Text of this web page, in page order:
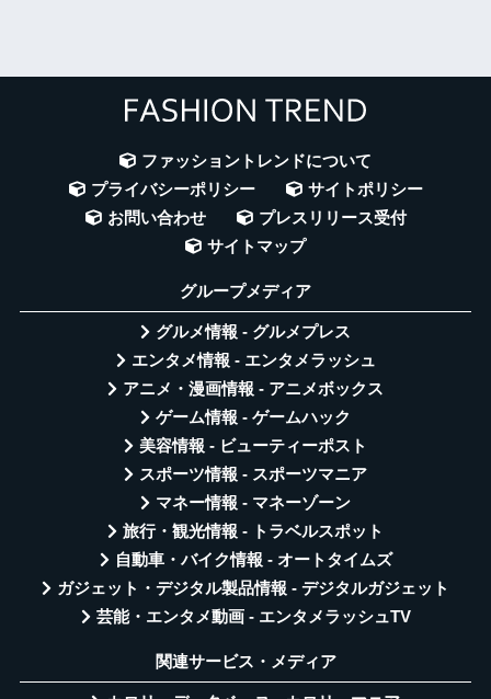
ファッショントレンドについて
プライバシーポリシー
サイトポリシー
お問い合わせ
プレスリリース受付
サイトマップ
グループメディア
グルメ情報 - グルメプレス
エンタメ情報 - エンタメラッシュ
アニメ・漫画情報 - アニメボックス
ゲーム情報 - ゲームハック
美容情報 - ビューティーポスト
スポーツ情報 - スポーツマニア
マネー情報 - マネーゾーン
旅行・観光情報 - トラベルスポット
自動車・バイク情報 - オートタイムズ
ガジェット・デジタル製品情報 - デジタルガジェット
芸能・エンタメ動画 - エンタメラッシュTV
関連サービス・メディア